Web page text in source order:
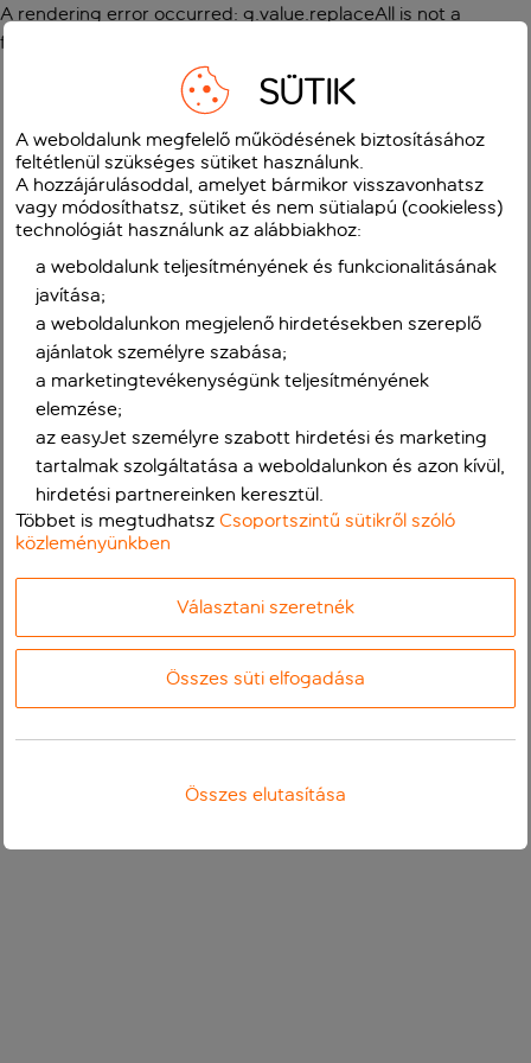
A rendering error occurred: g.value.replaceAll is not a
function
SÜTIK
A weboldalunk megfelelő működésének biztosításához
feltétlenül szükséges sütiket használunk.
A hozzájárulásoddal, amelyet bármikor visszavonhatsz
vagy módosíthatsz, sütiket és nem sütialapú (cookieless)
technológiát használunk az alábbiakhoz:
a weboldalunk teljesítményének és funkcionalitásának
javítása;
a weboldalunkon megjelenő hirdetésekben szereplő
ajánlatok személyre szabása;
a marketingtevékenységünk teljesítményének
elemzése;
az easyJet személyre szabott hirdetési és marketing
tartalmak szolgáltatása a weboldalunkon és azon kívül,
hirdetési partnereinken keresztül.
Többet is megtudhatszCsoportszintű sütikről szóló
közleményünkben
Választani szeretnék
Összes süti elfogadása
Összes elutasítása